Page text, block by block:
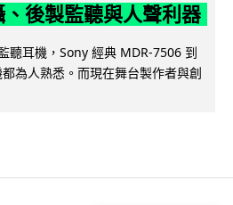
後製監聽與人聲利器
聽耳機，Sony 經典 MDR-7506 到
為人熟悉。而現在舞台製作者與創